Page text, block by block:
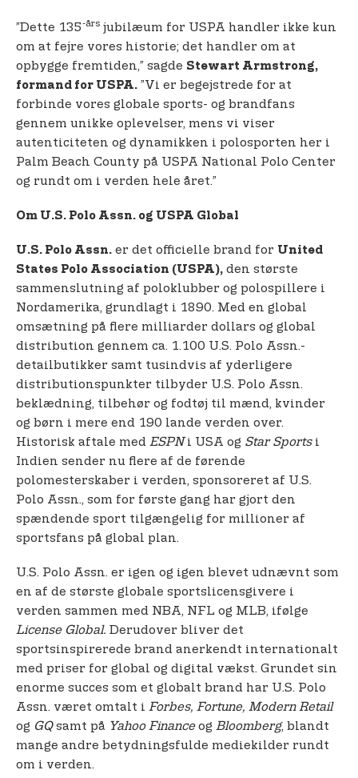
”Dette 135-års jubilæum for USPA handler ikke kun
om at fejre vores historie; det handler om at
opbygge fremtiden,” sagde Stewart Armstrong,
formand for USPA. ”Vi er begejstrede for at
forbinde vores globale sports- og brandfans
gennem unikke oplevelser, mens vi viser
autenticiteten og dynamikken i polosporten her i
Palm Beach County på USPA National Polo Center
og rundt om i verden hele året.”
Om U.S. Polo Assn. og USPA Global
U.S. Polo Assn. er det officielle brand for United
States Polo Association (USPA), den største
sammenslutning af poloklubber og polospillere i
Nordamerika, grundlagt i 1890. Med en global
omsætning på flere milliarder dollars og global
distribution gennem ca. 1.100 U.S. Polo Assn.-
detailbutikker samt tusindvis af yderligere
distributionspunkter tilbyder U.S. Polo Assn.
beklædning, tilbehør og fodtøj til mænd, kvinder
og børn i mere end 190 lande verden over.
Historisk aftale med ESPNi USA og Star Sports i
Indien sender nu flere af de førende
polomesterskaber i verden, sponsoreret af U.S.
Polo Assn., som for første gang har gjort den
spændende sport tilgængelig for millioner af
sportsfans på global plan.
U.S. Polo Assn. er igen og igen blevet udnævnt som
en af de største globale sportslicensgivere i
verden sammen med NBA, NFL og MLB, ifølge
License Global. Derudover bliver det
sportsinspirerede brand anerkendt internationalt
med priser for global og digital vækst. Grundet sin
enorme succes som et globalt brand har U.S. Polo
Assn. været omtalt i Forbes, Fortune, Modern Retail
og GQsamt på Yahoo Financeog Bloomberg, blandt
mange andre betydningsfulde mediekilder rundt
om i verden.